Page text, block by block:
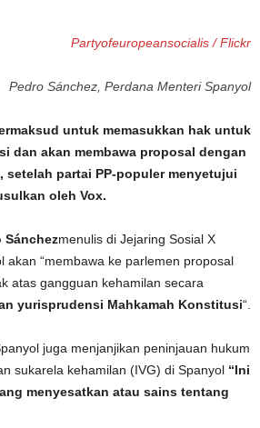
Partyofeuropeansocialis / Flickr
Pedro Sánchez, Perdana Menteri Spanyol
untuk memasukkan hak untuk
dan akan membawa proposal dengan
setelah partai PP-populer menyetujui
oleh Vox.
Sánchezmenulis di Jejaring Sosial X
akan “membawa ke parlemen proposal
atas gangguan kehamilan secara
yurisprudensi Mahkamah Konstitusi“.
juga menjanjikan peninjauan hukum
sukarela kehamilan (IVG) di Spanyol “Ini
menyesatkan atau sains tentang